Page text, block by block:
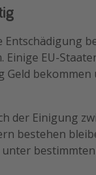
Einige EU-
der Einigung
bestehen